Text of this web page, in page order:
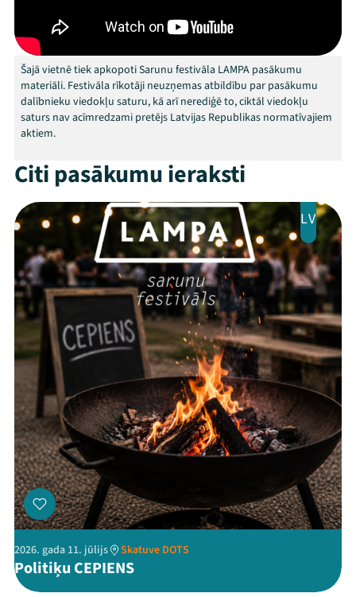
Arhīvs
Viņi bija LAMPĀ 2026
Jaunumi
Veikals
Kontakti
ThreadsFacebookYoutube
X Instagram
Flick TikTok
Šajā vietnē tiek apkopoti Sarunu festivāla LAMPA pasākumu
materiāli. Festivāla rīkotāji neuzņemas atbildību par pasākumu
dalībnieku viedokļu saturu, kā arī nerediģē to, ciktāl viedokļu
saturs nav acīmredzami pretējs Latvijas Republikas normatīvajiem
aktiem.
Citi pasākumu ieraksti
LV
2026. gada 11. jūlijs Skatuve DOTS
Politiķu CEPIENS